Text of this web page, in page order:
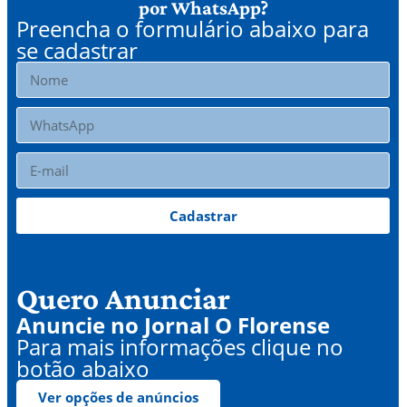
por WhatsApp?
Preencha o formulário abaixo para
se cadastrar
Cadastrar
Quero Anunciar
Anuncie no Jornal O Florense
Para mais informações clique no
botão abaixo
Ver opções de anúncios